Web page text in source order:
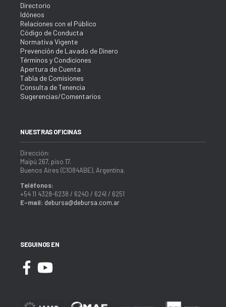
Directorio
Idóneos
Relaciones con el Público
Código de Conducta
Normativa Vigente
Prevención de Lavado de Dinero
Términos y Condiciones
Apertura de Cuenta
Tabla de Comisiones
Consulta de Tenencia
Sugerencias/Comentarios
NUESTRAS OFICINAS
Dirección:
Maipú 267, piso 17.
Buenos Aires (C1084ABE), Argentina.
Teléfonos:
+54 11 4328-6238 / 6240 / 6241 / 6251
E-mail: debursa@debursa.com.ar
SEGUINOS EN